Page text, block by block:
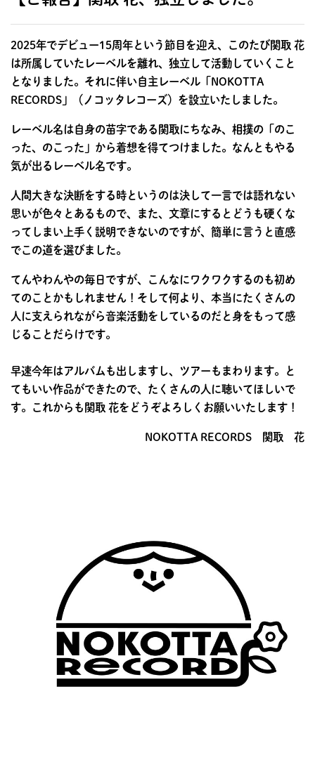
2025年でデビュー15周年という節目を迎え、このたび関取 花
は所属していたレーベルを離れ、独立して活動していくこと
となりました。それに伴い自主レーベル「NOKOTTA
RECORDS」（ノコッタレコーズ）を設立いたしました。
レーベル名は自身の苗字である関取にちなみ、相撲の「のこ
った、のこった」から着想を得てつけました。なんともやる
気が出るレーベル名です。
人間大きな決断をする時というのは決して一言では語れない
思いが色々とあるもので、また、文章にするとどうも硬くな
ってしまい上手く説明できないのですが、簡単に言うと直感
でこの道を選びました。
てんやわんやの毎日ですが、こんなにワクワクするのも初め
てのことかもしれません！そして何より、本当にたくさんの
人に支えられながら音楽活動をしているのだと身をもって感
じることだらけです。
早速今年はアルバムも出しますし、ツアーもまわります。と
てもいい作品ができたので、たくさんの人に聴いてほしいで
す。これからも関取 花をどうぞよろしくお願いいたします！
NOKOTTA RECORDS 関取 花